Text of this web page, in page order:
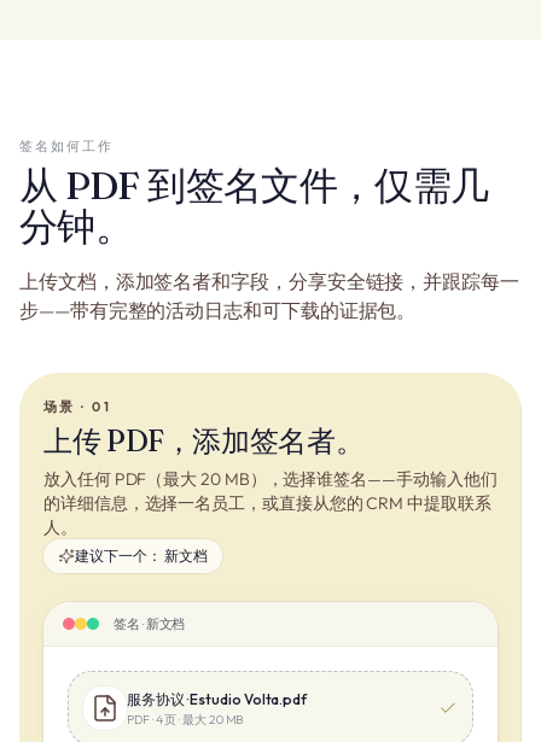
签名如何工作
从 PDF 到签名文件，仅需几
分钟。
上传文档，添加签名者和字段，分享安全链接，并跟踪每一
步——带有完整的活动日志和可下载的证据包。
场景 · 01
上传 PDF，添加签名者。
放入任何 PDF（最大 20 MB），选择谁签名——手动输入他们
的详细信息，选择一名员工，或直接从您的 CRM 中提取联系
人。
建议下一个： 新文档
签名 · 新文档
服务协议 · Estudio Volta.pdf
PDF · 4 页 · 最大 20 MB